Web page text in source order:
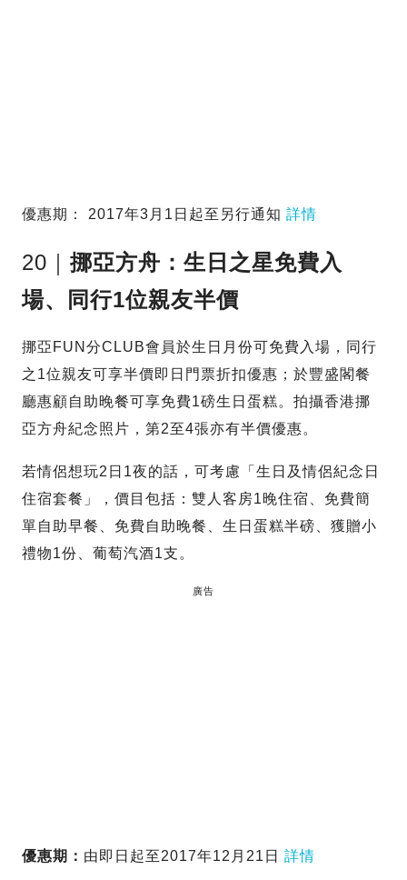
優惠期： 2017年3月1日起至另行通知 詳情
20｜ 挪亞方舟：生日之星免費入
場、同行1位親友半價
挪亞FUN分CLUB會員於生日月份可免費入場，同行
之1位親友可享半價即日門票折扣優惠；於豐盛閣餐
廳惠顧自助晚餐可享免費1磅生日蛋糕。拍攝香港挪
亞方舟紀念照片，第2至4張亦有半價優惠。
若情侶想玩2日1夜的話，可考慮「生日及情侶紀念日
住宿套餐」，價目包括：雙人客房1晚住宿、免費簡
單自助早餐、免費自助晚餐、生日蛋糕半磅、獲贈小
禮物1份、葡萄汽酒1支。
廣告
優惠期： 由即日起至2017年12月21日 詳情